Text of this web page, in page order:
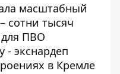
масштабный
сотни тысяч
для ПВО
- экснардеп
в Кремле